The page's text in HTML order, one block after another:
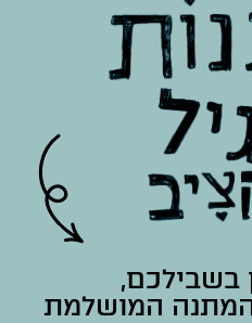
בשבילכם,
המושלמת